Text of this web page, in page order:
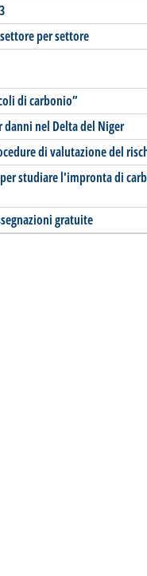
per settore
di carbonio”
danni nel Delta del Niger
di valutazione del
studiare l'impronta di
gratuite